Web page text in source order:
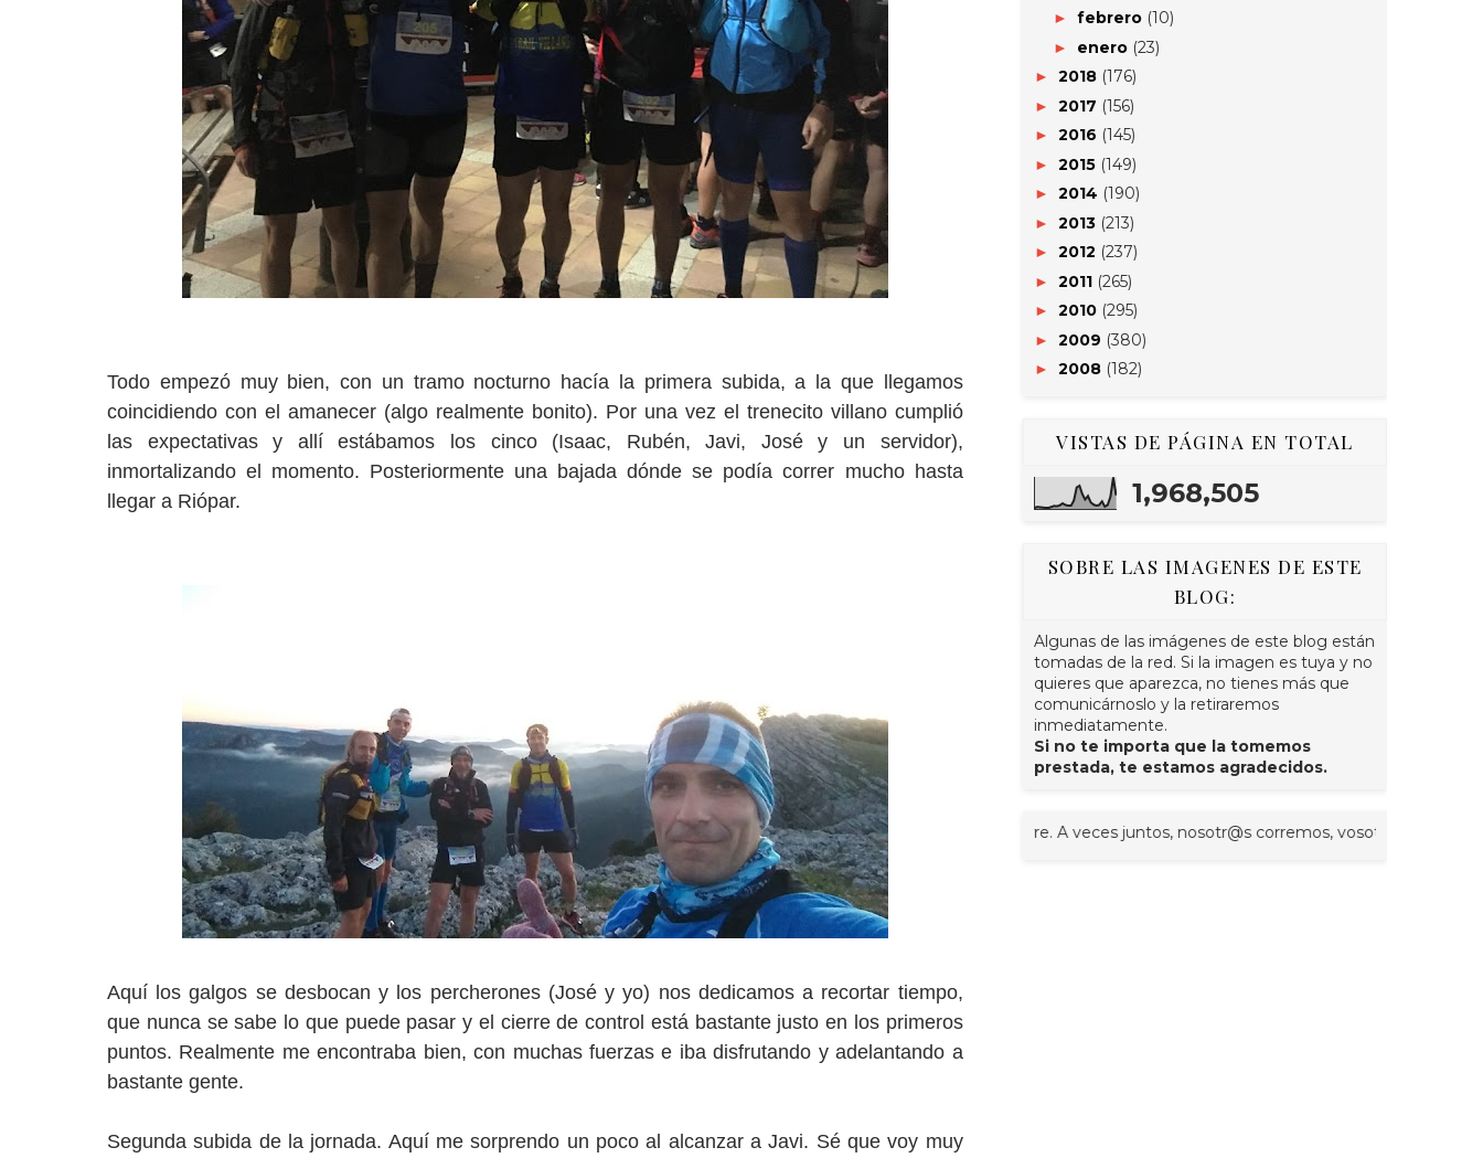
Todo empezó muy bien, con un tramo nocturno hacía la primera subida, a la que llegamos
coincidiendo con el amanecer (algo realmente bonito). Por una vez el trenecito villano cumplió
las expectativas y allí estábamos los cinco (Isaac, Rubén, Javi, José y un servidor),
inmortalizando el momento. Posteriormente una bajada dónde se podía correr mucho hasta
llegar a Riópar.
Aquí los galgos se desbocan y los percherones (José y yo) nos dedicamos a recortar tiempo,
que nunca se sabe lo que puede pasar y el cierre de control está bastante justo en los primeros
puntos. Realmente me encontraba bien, con muchas fuerzas e iba disfrutando y adelantando a
bastante gente.
Segunda subida de la jornada. Aquí me sorprendo un poco al alcanzar a Javi. Sé que voy muy
► febrero (10)
► enero (23)
► 2018 (176)
► 2017 (156)
► 2016 (145)
► 2015 (149)
► 2014 (190)
► 2013 (213)
► 2012 (237)
► 2011 (265)
► 2010 (295)
► 2009 (380)
► 2008 (182)
VISTAS DE PÁGINA EN TOTAL
1,968,505
SOBRE LAS IMAGENES DE ESTE
BLOG:
Algunas de las imágenes de este blog están
tomadas de la red. Si la imagen es tuya y no
quieres que aparezca, no tienes más que
comunicárnoslo y la retiraremos
inmediatamente.
Si no te importa que la tomemos
prestada, te estamos agradecidos.
Tod@s corremos. Yo corro, tú corres, el/ella corre. A veces juntos, nosotr@s corremos, vosotr@s corréis, ell@s